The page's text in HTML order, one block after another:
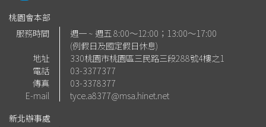
桃園會本部
服務時間
週一 ~ 週五 8:00～12:00；13:00～17:00
(例假日及國定假日休息)
地址
330桃園市桃園區三民路三段288號4樓之1
電話
03-3377377
傳真
03-3378377
E-mail
tyce.a8377@msa.hinet.net
新北辦事處